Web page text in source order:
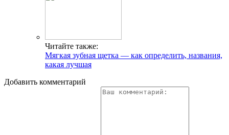
Читайте также:
Мягкая зубная щетка — как определить, названия,
какая лучшая
Добавить комментарий